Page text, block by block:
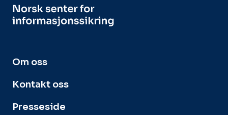
Om oss
Kontakt oss
Presseside